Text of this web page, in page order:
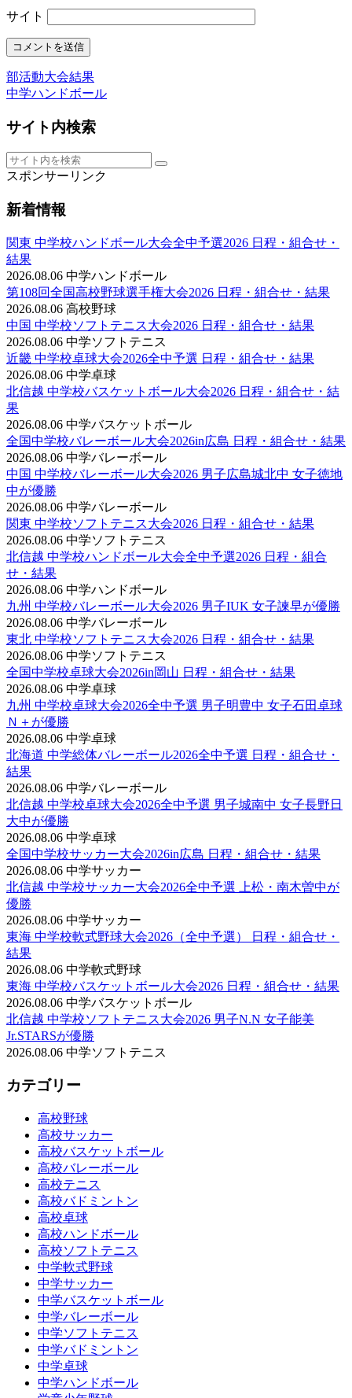
サイト
部活動大会結果
中学ハンドボール
サイト内検索
スポンサーリンク
新着情報
関東 中学校ハンドボール大会全中予選2026 日程・組合せ・
結果
2026.08.06 中学ハンドボール
第108回全国高校野球選手権大会2026 日程・組合せ・結果
2026.08.06 高校野球
中国 中学校ソフトテニス大会2026 日程・組合せ・結果
2026.08.06 中学ソフトテニス
近畿 中学校卓球大会2026全中予選 日程・組合せ・結果
2026.08.06 中学卓球
北信越 中学校バスケットボール大会2026 日程・組合せ・結
果
2026.08.06 中学バスケットボール
全国中学校バレーボール大会2026in広島 日程・組合せ・結果
2026.08.06 中学バレーボール
中国 中学校バレーボール大会2026 男子広島城北中 女子徳地
中が優勝
2026.08.06 中学バレーボール
関東 中学校ソフトテニス大会2026 日程・組合せ・結果
2026.08.06 中学ソフトテニス
北信越 中学校ハンドボール大会全中予選2026 日程・組合
せ・結果
2026.08.06 中学ハンドボール
九州 中学校バレーボール大会2026 男子IUK 女子諫早が優勝
2026.08.06 中学バレーボール
東北 中学校ソフトテニス大会2026 日程・組合せ・結果
2026.08.06 中学ソフトテニス
全国中学校卓球大会2026in岡山 日程・組合せ・結果
2026.08.06 中学卓球
九州 中学校卓球大会2026全中予選 男子明豊中 女子石田卓球
Ｎ＋が優勝
2026.08.06 中学卓球
北海道 中学総体バレーボール2026全中予選 日程・組合せ・
結果
2026.08.06 中学バレーボール
北信越 中学校卓球大会2026全中予選 男子城南中 女子長野日
大中が優勝
2026.08.06 中学卓球
全国中学校サッカー大会2026in広島 日程・組合せ・結果
2026.08.06 中学サッカー
北信越 中学校サッカー大会2026全中予選 上松・南木曽中が
優勝
2026.08.06 中学サッカー
東海 中学校軟式野球大会2026（全中予選） 日程・組合せ・
結果
2026.08.06 中学軟式野球
東海 中学校バスケットボール大会2026 日程・組合せ・結果
2026.08.06 中学バスケットボール
北信越 中学校ソフトテニス大会2026 男子N.N 女子能美
Jr.STARSが優勝
2026.08.06 中学ソフトテニス
カテゴリー
高校野球
高校サッカー
高校バスケットボール
高校バレーボール
高校テニス
高校バドミントン
高校卓球
高校ハンドボール
高校ソフトテニス
中学軟式野球
中学サッカー
中学バスケットボール
中学バレーボール
中学ソフトテニス
中学バドミントン
中学卓球
中学ハンドボール